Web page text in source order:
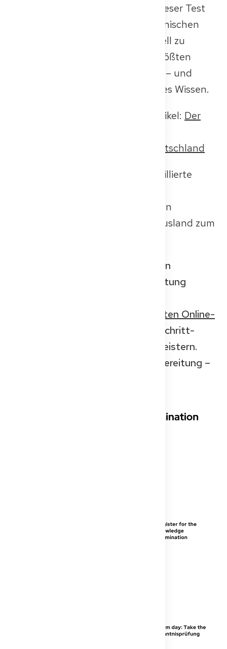
Fachsprachprüfung bestehen. Dieser Test
prüft deine Fähigkeit, in einem klinischen
Umfeld souverän und professionell zu
kommunizieren. Sie ist eine der größten
Hürden im Anerkennungsprozess – und
genauso wichtig wie dein klinisches Wissen.
👉 Lies unseren vollständigen Artikel: Der
Fachsprachprüfung (FSP) in Deutschland
Dort findest du Insidertipps, detaillierte
Vorbereitungsstrategien, die vielen
Ärztinnen und Ärzten aus dem Ausland zum
🎯 Möchtest du mit realitätsnahen
Simulationen und Expertenbegleitung
Sieh dir unseren maßgeschneiderten Online-
und erhalte Schritt-für-Schritt-
Unterstützung, um die FSP zu meistern.
Beginne noch heute mit der Vorbereitung –